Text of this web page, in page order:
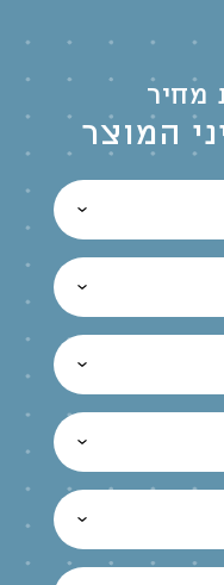
מחיר
המוצר